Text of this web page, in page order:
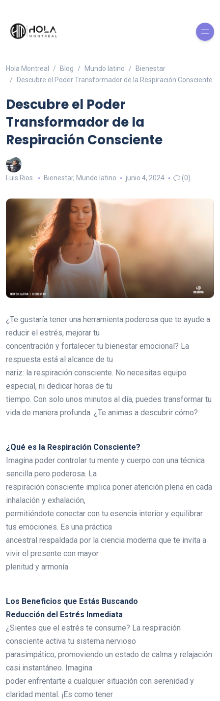
Hola Montreal Blog Mundo latino
Bienestar
Descubre el Poder Transformador de la Respiración Consciente
Descubre el Poder
Transformador de la
Respiración Consciente
Luis Rios Bienestar, Mundo latino junio 4, 2024 (0)
¿Te gustaría tener una herramienta poderosa que te ayude a
reducir el estrés, mejorar tu
concentración y fortalecer tu bienestar emocional? La
respuesta está al alcance de tu
nariz: la respiración consciente. No necesitas equipo
especial, ni dedicar horas de tu
tiempo. Con solo unos minutos al día, puedes transformar tu
vida de manera profunda. ¿Te animas a descubrir cómo?
¿Qué es la Respiración Consciente?
Imagina poder controlar tu mente y cuerpo con una técnica
sencilla pero poderosa. La
respiración consciente implica poner atención plena en cada
inhalación y exhalación,
permitiéndote conectar con tu esencia interior y equilibrar
tus emociones. Es una práctica
ancestral respaldada por la ciencia moderna que te invita a
vivir el presente con mayor
plenitud y armonía.
Los Beneficios que Estás Buscando
Reducción del Estrés Inmediata
¿Sientes que el estrés te consume? La respiración
consciente activa tu sistema nervioso
parasimpático, promoviendo un estado de calma y relajación
casi instantáneo. Imagina
poder enfrentarte a cualquier situación con serenidad y
claridad mental. ¡Es como tener